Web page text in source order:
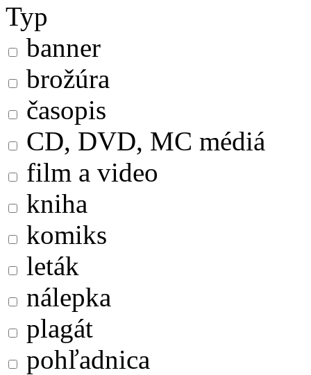
Typ
banner
brožúra
časopis
CD, DVD, MC médiá
film a video
kniha
komiks
leták
nálepka
plagát
pohľadnica